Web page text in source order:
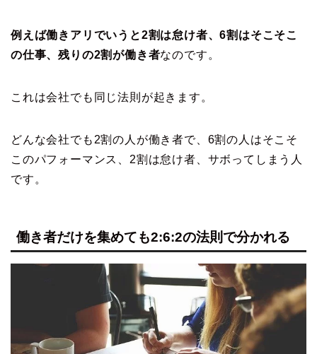
例えば働きアリでいうと2割は怠け者、6割はそこそこ
の仕事、残りの2割が働き者なのです。
これは会社でも同じ法則が起きます。
どんな会社でも2割の人が働き者で、6割の人はそこそ
このパフォーマンス、2割は怠け者、サボってしまう人
です。
働き者だけを集めても2:6:2の法則で分かれる